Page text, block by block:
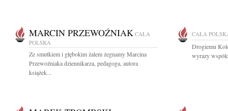
MARCIN PRZEWOŹNIAK CAŁA
POLSKA
Ze smutkiem i głębokim żalem żegnamy Marcina
Przewoźniaka dziennikarza, pedagoga, autora
książek...
CAŁA
Drogiemu
wyrazy